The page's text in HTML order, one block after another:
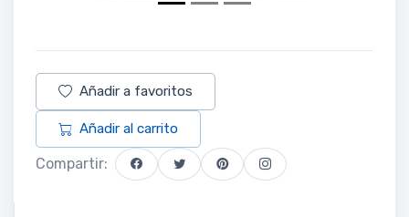
Añadir a favoritos
Añadir al carrito
Compartir: